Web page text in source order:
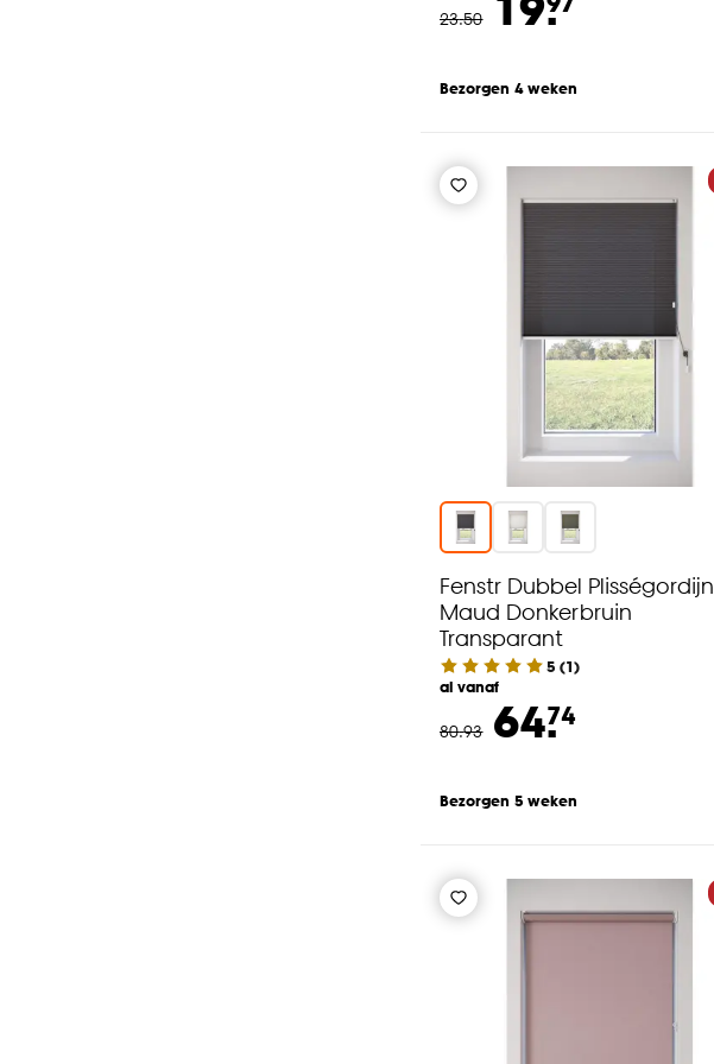
23.50
Bezorgen 4 weken
Fenstr Dubbel Plisségordijn
Maud Donkerbruin
Transparant
5 (1)
al vanaf
80.93 64.74
Bezorgen 5 weken